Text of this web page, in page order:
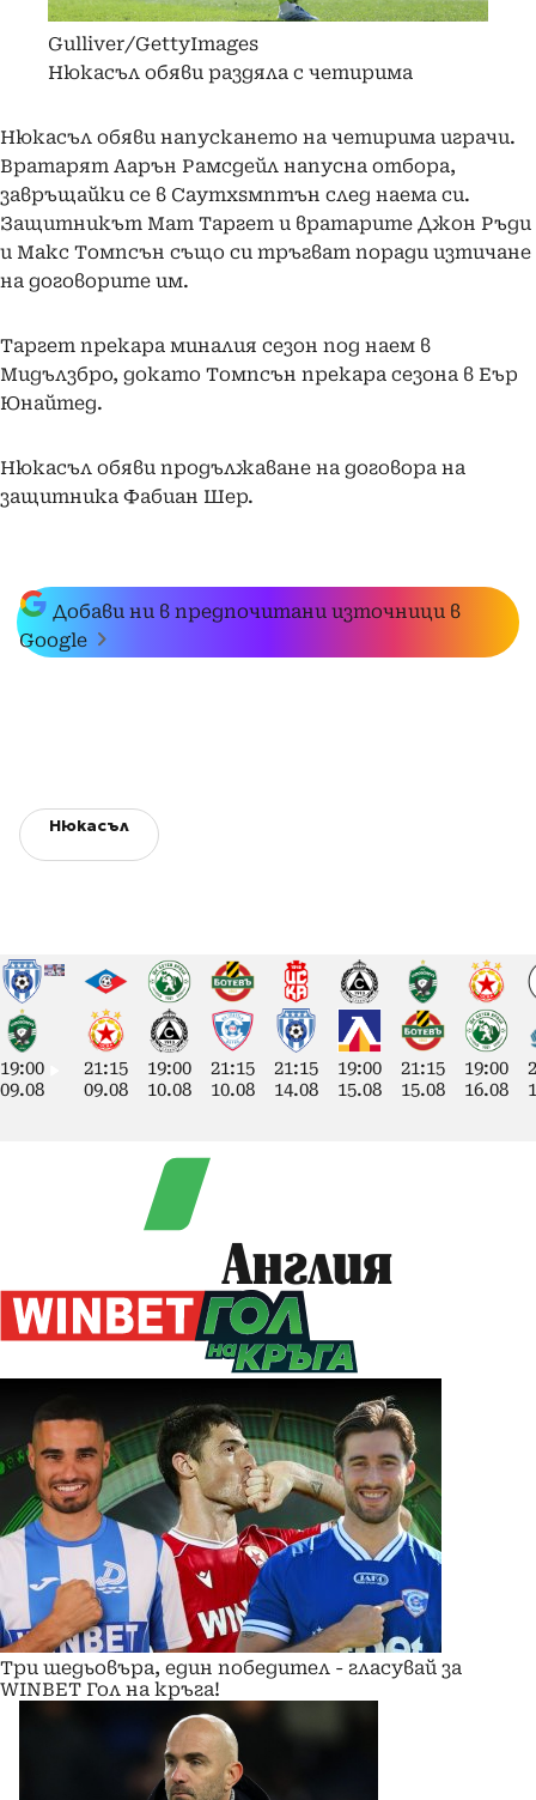
Gulliver/GettyImages
Нюкасъл обяви раздяла с четирима
Нюкасъл обяви напускането на четирима играчи.
Вратарят Аарън Рамсдейл напусна отбора,
завръщайки се в Саутхsмптън след наема си.
Защитникът Мат Таргет и вратарите Джон Ръди
и Макс Томпсън също си тръгват поради изтичане
на договорите им.
Таргет прекара миналия сезон под наем в
Мидълзбро, докато Томпсън прекара сезона в Еър
Юнайтед.
Нюкасъл обяви продължаване на договора на
защитника Фабиан Шер.
Добави ни в предпочитани източници в
Google
Нюкасъл
19:00
09.08
21:15
09.08
19:00
10.08
21:15
10.08
21:15
14.08
19:00
15.08
21:15
15.08
19:00
16.08
Англия
Три шедьовъра, един победител - гласувай за
WINBET Гол на кръга!